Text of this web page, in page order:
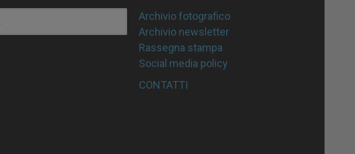
Archivio fotografico
Archivio newsletter
Rassegna stampa
Social media policy
CONTATTI